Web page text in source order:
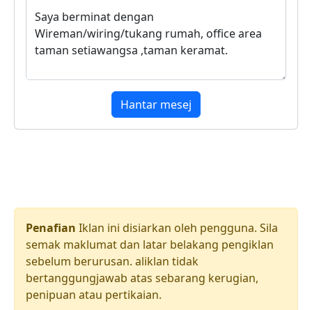
Hantar mesej
Penafian Iklan ini disiarkan oleh pengguna. Sila
semak maklumat dan latar belakang pengiklan
sebelum berurusan. aliklan tidak
bertanggungjawab atas sebarang kerugian,
penipuan atau pertikaian.